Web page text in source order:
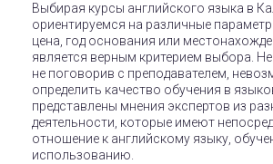
Выбирая курсы английского языка в
ориентируемся на различные
цена, год основания или
является верным критерием выбора. Не
не поговорив с преподавателем,
определить качество обучения в
представлены мнения экспертов из
деятельности, которые имеют
отношение к английскому языку,
использованию.